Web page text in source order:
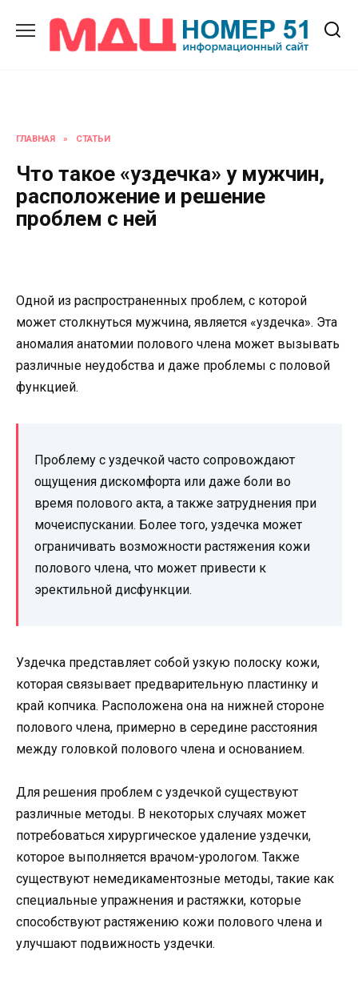
содержанию
ГЛАВНАЯ » СТАТЬИ
Что такое «уздечка» у мужчин,
расположение и решение
проблем с ней
Одной из распространенных проблем, с которой
может столкнуться мужчина, является «уздечка». Эта
аномалия анатомии полового члена может вызывать
различные неудобства и даже проблемы с половой
функцией.
Проблему с уздечкой часто сопровождают
ощущения дискомфорта или даже боли во
время полового акта, а также затруднения при
мочеиспускании. Более того, уздечка может
ограничивать возможности растяжения кожи
полового члена, что может привести к
эректильной дисфункции.
Уздечка представляет собой узкую полоску кожи,
которая связывает предварительную пластинку и
край копчика. Расположена она на нижней стороне
полового члена, примерно в середине расстояния
между головкой полового члена и основанием.
Для решения проблем с уздечкой существуют
различные методы. В некоторых случаях может
потребоваться хирургическое удаление уздечки,
которое выполняется врачом-урологом. Также
существуют немедикаментозные методы, такие как
специальные упражнения и растяжки, которые
способствуют растяжению кожи полового члена и
улучшают подвижность уздечки.